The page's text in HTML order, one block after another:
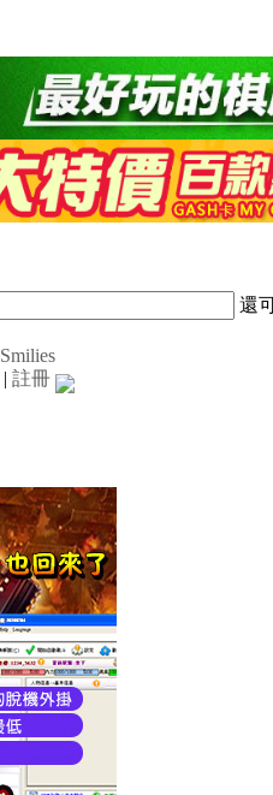
還
Smilies
| 註冊